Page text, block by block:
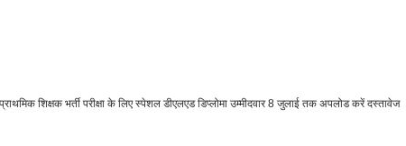
शिक्षक भर्ती परीक्षा के लिए स्पेशल डीएलएड डिप्लोमा उम्मीदवार 8 जुलाई तक अपलोड करें दस्तावेज